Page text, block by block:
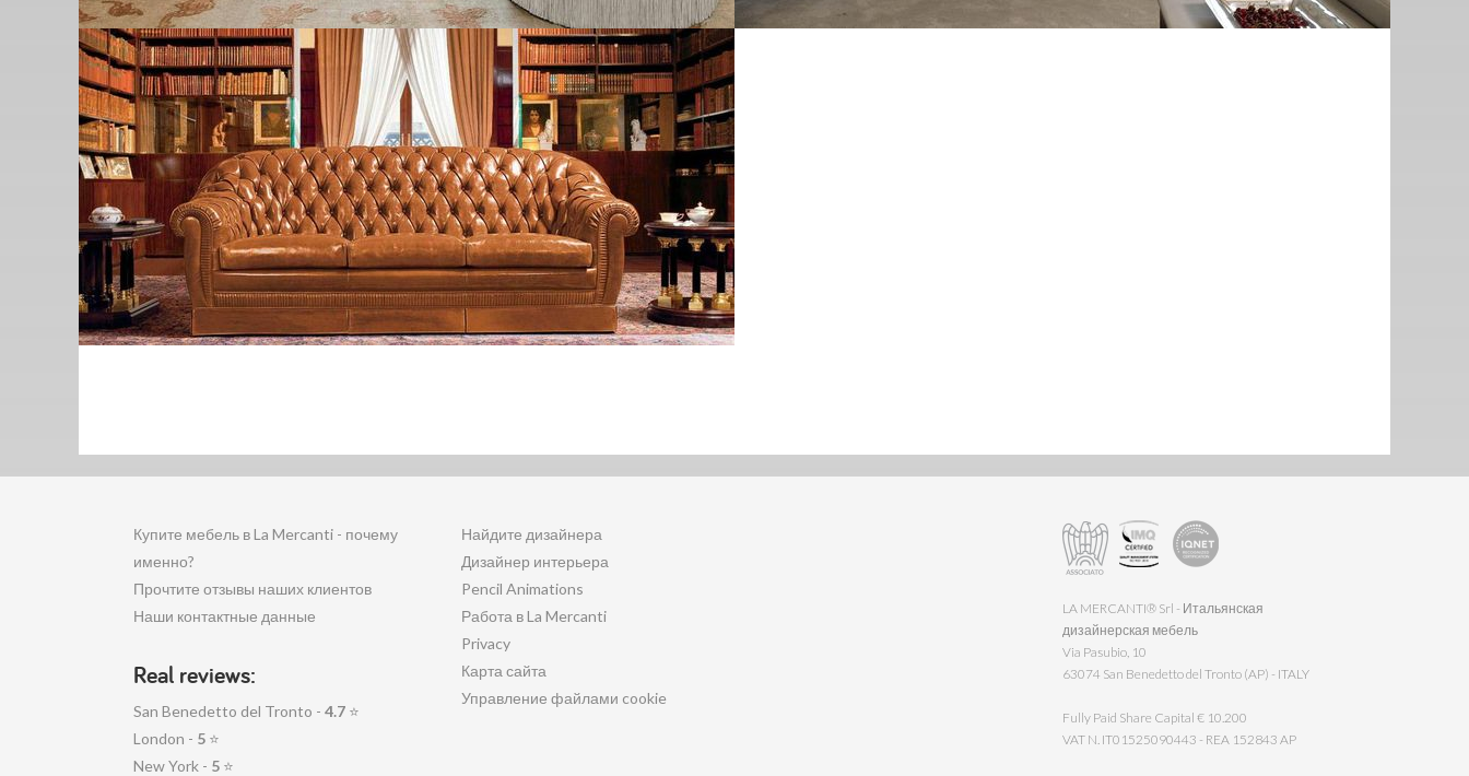
Купите мебель в La Mercanti - почему
именно?
Прочтите отзывы наших клиентов
Наши контактные данные
Real reviews:
San Benedetto del Tronto - 4.7 ⭐
London - 5 ⭐
New York - 5 ⭐
Найдите дизайнера
Дизайнер интерьера
Pencil Animations
Работа в La Mercanti
Privacy
Карта сайта
Управление файлами cookie
LA MERCANTI® Srl - Итальянская
дизайнерская мебель
Via Pasubio, 10
63074 San Benedetto del Tronto (AP) - ITALY
Fully Paid Share Capital € 10.200
VAT N. IT01525090443 - REA 152843 AP